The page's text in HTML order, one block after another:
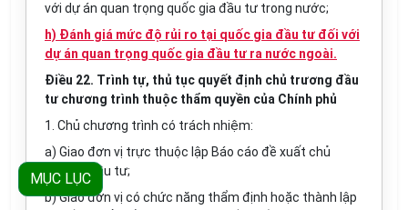
với dự án quan trọng quốc gia đầu tư trong nước;
h) Đánh giá mức độ rủi ro tại quốc gia đầu tư đối với
dự án quan trọng quốc gia đầu tư ra nước ngoài.
Điều 22. Trình tự, thủ tục quyết định chủ trương đầu
tư chương trình thuộc thẩm quyền của Chính phủ
1. Chủ chương trình có trách nhiệm:
a) Giao đơn vị trực thuộc lập Báo cáo đề xuất chủ
trương đầu tư;
b) Giao đơn vị có chức năng thẩm định hoặc thành lập
MỤC LỤC